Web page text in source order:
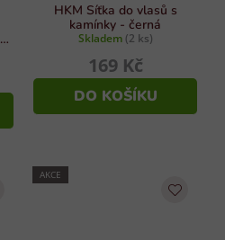
HKM Síťka do vlasů s
kamínky - černá
Skladem (2 ks)
169 Kč
DO KOŠÍKU
AKCE